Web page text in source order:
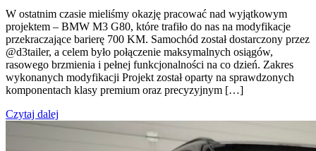
W ostatnim czasie mieliśmy okazję pracować nad wyjątkowym
projektem – BMW M3 G80, które trafiło do nas na modyfikacje
przekraczające barierę 700 KM. Samochód został dostarczony przez
@d3tailer, a celem było połączenie maksymalnych osiągów,
rasowego brzmienia i pełnej funkcjonalności na co dzień. Zakres
wykonanych modyfikacji Projekt został oparty na sprawdzonych
komponentach klasy premium oraz precyzyjnym […]
Czytaj dalej